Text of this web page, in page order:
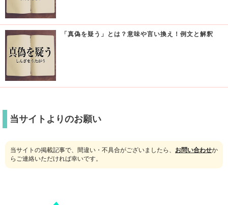
「真偽を疑う」とは？意味や言い換え！例文と解釈
当サイトよりのお願い
当サイトの掲載記事で、間違い・不具合がございましたら、 お問い合わせか
らご連絡いただければ幸いです。